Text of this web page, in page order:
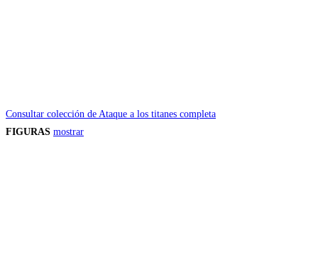
Consultar colección de Ataque a los titanes completa
FIGURAS mostrar